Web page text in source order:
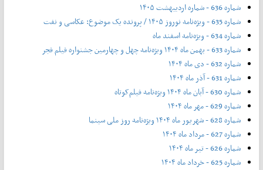
شماره 636 - شماره اردیبهشت ۱۴۰۵
شماره 635 - ویژه‌نامه نوروز ۱۴۰۵ / پرونده یک موضوع: عکاسی و نفت
شماره 634 - ویژه‌نامه اسفند ماه
شماره 633 - بهمن ماه ۱۴۰۴ ویژه‌نامه چهل‌ و‌ چهارمین جشنواره فیلم فجر
شماره 632 - دی ماه ۱۴۰۴
شماره 631 - آذر ماه ۱۴۰۴
شماره 630 - آبان ماه ۱۴۰۴ ویژه‌نامه فیلم‌کوتاه
شماره 629 - مهر ماه ۱۴۰۴
شماره 628 - شهریور ماه ۱۴۰۴ ویژه‌نامه روز ملی سینما
شماره 627 - مرداد ماه ۱۴۰۴
شماره 626 - تیر ماه ۱۴۰۴
شماره 625 - خرداد ماه ۱۴۰۴